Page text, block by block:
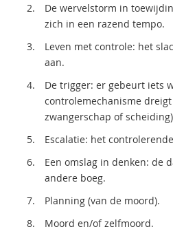
De wervelstorm in
zich in een razend tempo.
Leven met controle: het
aan.
De trigger: er gebeurt iets
controlemechanisme
zwangerschap of
Escalatie: het
Een omslag in denken: de
andere boeg.
Planning (van de moord).
Moord en/of zelfmoord.